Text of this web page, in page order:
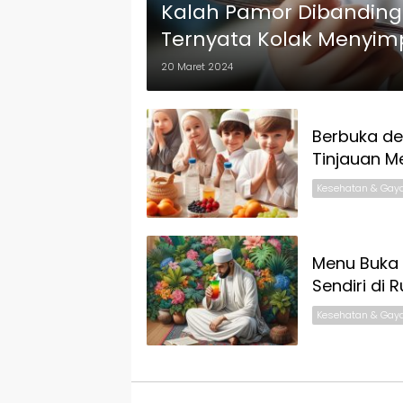
Kalah Pamor
Ternyata Kolak
Baik Untuk Tubuh
20 Maret 2024
Berbuka
Tinjauan
Kesehatan &
Menu
Sendiri di
Kesehatan &